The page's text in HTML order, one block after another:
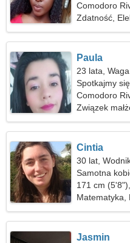
Comodoro
Zdatność,
Paula
23 lata, Waga
Spotkajmy
Comodoro
Związek
Cintia
30 lat,
Samotna
171 cm
Matematyka,
Jasmin